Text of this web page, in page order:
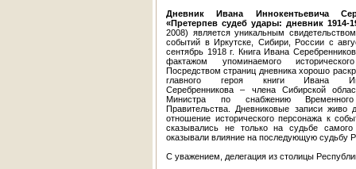
Дневник Ивана Иннокентьевича
«Претерпев судеб удары: дневник 1914-
2008) является уникальным
событий в Иркутске, Сибири, России с
сентябрь 1918 г. Книга Ивана
фактажом упоминаемого
Посредством страниц дневника хорошо
главного героя книги Ивана
Серебренникова – члена Сибирской
Министра по снабжению Временного
Правительства. Дневниковые записи живо
отношение исторического персонажа к
сказывались не только на судьбе
оказывали влияние на последующую судьбу
С уважением, делегация из столицы